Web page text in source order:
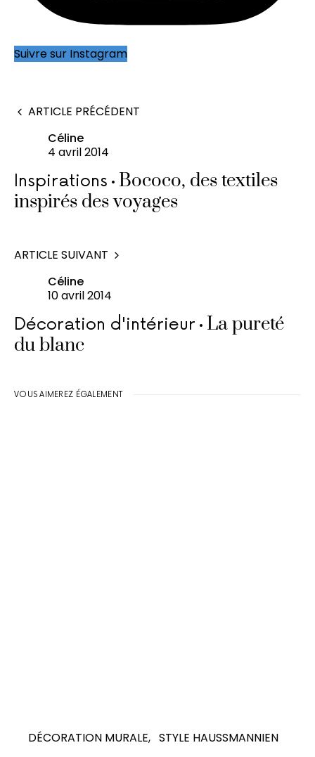
Suivre sur Instagram
ARTICLE PRÉCÉDENT
Céline
4 avril 2014
Inspirations
Bococo, des textiles
inspirés des voyages
ARTICLE SUIVANT
Céline
10 avril 2014
Décoration d'intérieur
La pureté
du blanc
VOUS AIMEREZ ÉGALEMENT
DÉCORATION MURALE STYLE HAUSSMANNIEN